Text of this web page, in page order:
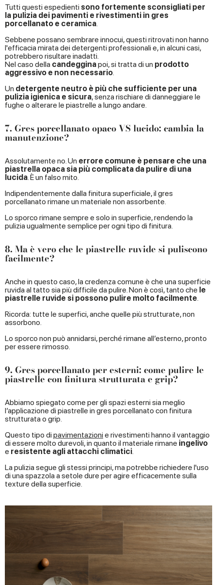
Tutti questi espedienti sono fortemente sconsigliati per
la pulizia dei pavimenti e rivestimenti in gres
porcellanato e ceramica.
Sebbene possano sembrare innocui, questi ritrovati non hanno
l'efficacia mirata dei detergenti professionali e, in alcuni casi,
potrebbero risultare inadatti.
Nel caso della candegginapoi, si tratta di un prodotto
aggressivo e non necessario.
Un detergente neutro è più che sufficiente per una
pulizia igienica e sicura, senza rischiare di danneggiare le
fughe o alterare le piastrelle a lungo andare.
7. Gres porcellanato opaco VS lucido: cambia la
manutenzione?
Assolutamente no. Un errore comune è pensare che una
piastrella opaca sia più complicata da pulire di una
lucida. È un falso mito.
Indipendentemente dalla finitura superficiale, il gres
porcellanato rimane un materiale non assorbente.
Lo sporco rimane sempre e solo in superficie, rendendo la
pulizia ugualmente semplice per ogni tipo di finitura.
8. Ma è vero che le piastrelle ruvide si puliscono
facilmente?
Anche in questo caso, la credenza comune è che una superficie
ruvida al tatto sia più difficile da pulire. Non è così, tanto che le
piastrelle ruvide si possono pulire molto facilmente.
Ricorda: tutte le superfici, anche quelle più strutturate, non
assorbono.
Lo sporco non può annidarsi, perché rimane all’esterno, pronto
per essere rimosso.
9. Gres porcellanato per esterni: come pulire le
piastrelle con finitura strutturata e grip?
Abbiamo spiegato come per gli spazi esterni sia meglio
l’applicazione di piastrelle in gres porcellanato con finitura
strutturata o grip.
Questo tipo dipavimentazionie rivestimenti hanno il vantaggio
di essere molto durevoli, in quanto il materiale rimane ingelivo
e resistente agli attacchi climatici.
La pulizia segue gli stessi principi, ma potrebbe richiedere l'uso
di una spazzola a setole dure per agire efficacemente sulla
texture della superficie.